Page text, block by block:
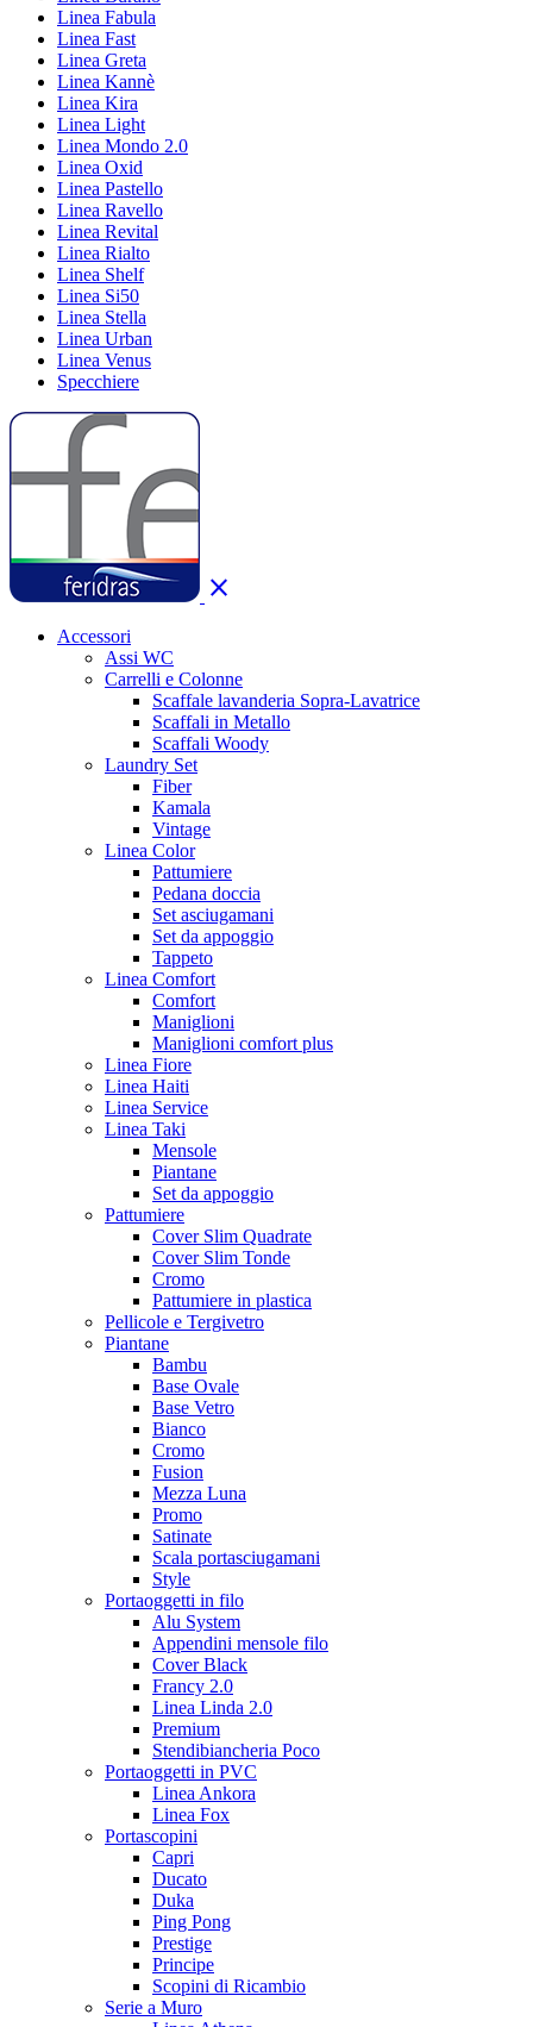
Linea Fabula
Linea Fast
Linea Greta
Linea Kannè
Linea Kira
Linea Light
Linea Mondo 2.0
Linea Oxid
Linea Pastello
Linea Ravello
Linea Revital
Linea Rialto
Linea Shelf
Linea Si50
Linea Stella
Linea Urban
Linea Venus
Specchiere
close
Accessori
Assi WC
Carrelli e Colonne
Scaffale lavanderia Sopra-Lavatrice
Scaffali in Metallo
Scaffali Woody
Laundry Set
Fiber
Kamala
Vintage
Linea Color
Pattumiere
Pedana doccia
Set asciugamani
Set da appoggio
Tappeto
Linea Comfort
Comfort
Maniglioni
Maniglioni comfort plus
Linea Fiore
Linea Haiti
Linea Service
Linea Taki
Mensole
Piantane
Set da appoggio
Pattumiere
Cover Slim Quadrate
Cover Slim Tonde
Cromo
Pattumiere in plastica
Pellicole e Tergivetro
Piantane
Bambu
Base Ovale
Base Vetro
Bianco
Cromo
Fusion
Mezza Luna
Promo
Satinate
Scala portasciugamani
Style
Portaoggetti in filo
Alu System
Appendini mensole filo
Cover Black
Francy 2.0
Linea Linda 2.0
Premium
Stendibiancheria Poco
Portaoggetti in PVC
Linea Ankora
Linea Fox
Portascopini
Capri
Ducato
Duka
Ping Pong
Prestige
Principe
Scopini di Ricambio
Serie a Muro